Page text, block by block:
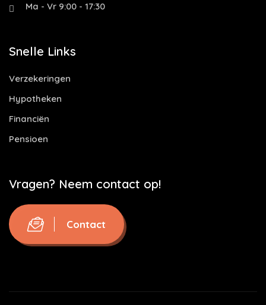
Ma - Vr 9:00 - 17:30
Snelle Links
Verzekeringen
Hypotheken
Financiën
Pensioen
Vragen? Neem contact op!
Contact